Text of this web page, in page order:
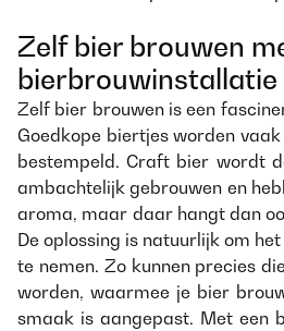
Zelf bier brouwen
Zelf bier brouwen is een
Goedkope biertjes worden
bestempeld. Craft bier wordt
ambachtelijk gebrouwen en
aroma, maar daar hangt dan
De oplossing is natuurlijk om
te nemen. Zo kunnen precies
worden, waarmee je bier
smaak is aangepast. Met een